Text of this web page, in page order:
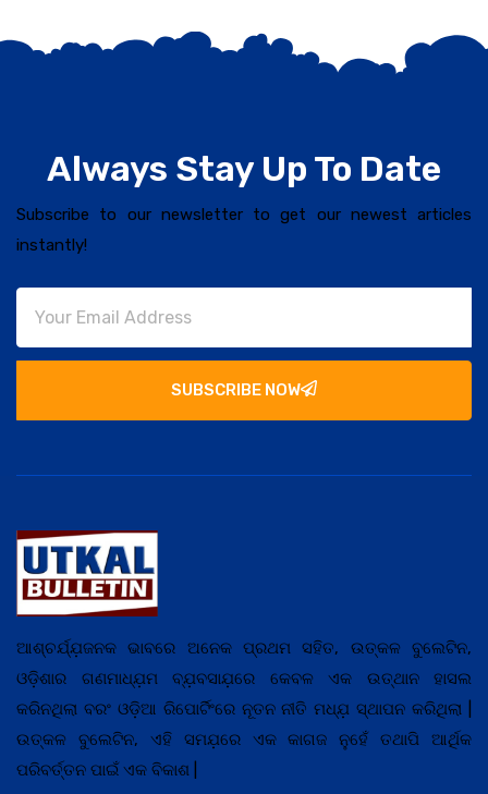
Always Stay Up To Date
Subscribe to our newsletter to get our newest articles
instantly!
SUBSCRIBE NOW
ଆଶ୍ଚର୍ଯ୍ଯ଼ଜନକ ଭାବରେ ଅନେକ ପ୍ରଥମ ସହିତ, ଉତ୍କଳ ବୁଲେଟିନ,
ଓଡ଼ିଶାର ଗଣମାଧ୍ଯ଼ମ ବ୍ଯ଼ବସାଯ଼ରେ କେବଳ ଏକ ଉତ୍ଥାନ ହାସଲ
କରିନଥିଲା ବରଂ ଓଡ଼ିଆ ରିପୋର୍ଟିଂରେ ନୂତନ ନୀତି ମଧ୍ଯ଼ ସ୍ଥାପନ କରିଥିଲା |
ଉତ୍କଳ ବୁଲେଟିନ, ଏହି ସମଯ଼ରେ ଏକ କାଗଜ ନୁହେଁ ତଥାପି ଆର୍ଥିକ
ପରିବର୍ତ୍ତନ ପାଇଁ ଏକ ବିକାଶ |